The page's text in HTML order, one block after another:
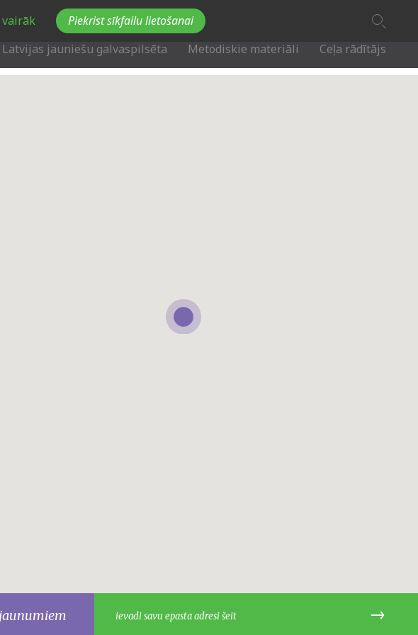
Piekrist sīkfailu lietošanai
Latvijas jauniešu galvaspilsēta Metodiskie materiāli Ceļa rādītājs